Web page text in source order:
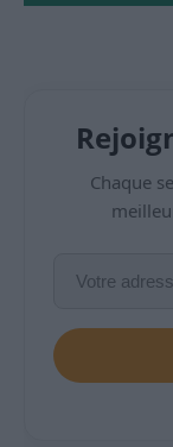
Chaque